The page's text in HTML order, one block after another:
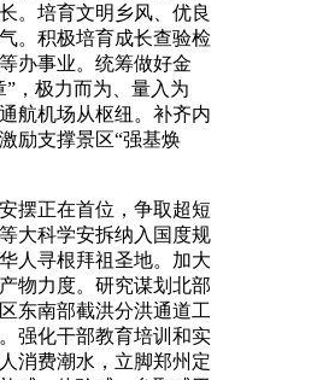
。培育文明乡风、优良
。积极培育成长查验检
办事业。统筹做好金
”，极力而为、量入为
航机场从枢纽。补齐内
励支撑景区“强基焕
正在首位，争取超短
大科学安拆纳入国度规
人寻根拜祖圣地。加大
物力度。研究谋划北部
东南部截洪分洪通道工
强化干部教育培训和实
消费潮水，立脚郑州定